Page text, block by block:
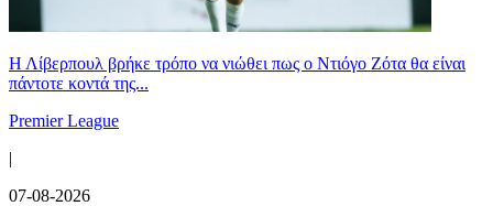
Η Λίβερπουλ βρήκε τρόπο να νιώθει πως ο Ντιόγο Ζότα θα είναι
πάντοτε κοντά της...
Premier League
|
07-08-2026